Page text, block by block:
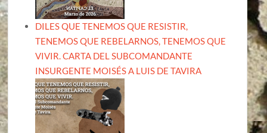
DILES QUE TENEMOS QUE RESISTIR,
TENEMOS QUE REBELARNOS, TENEMOS QUE
VIVIR. CARTA DEL SUBCOMANDANTE
INSURGENTE MOISÉS A LUIS DE TAVIRA